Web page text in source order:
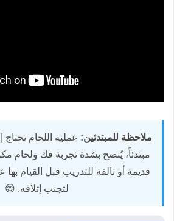
ملاحظة للمبتدئين: عملية اللحام
مبتدئاً، يُنصح بشدة تجربة فك ولحام
قديمة أو تالفة للتدريب قبل القيام
لتجنب إتلافه. 😊